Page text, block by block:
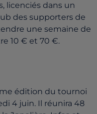
licenciés dans un
des supporters de
une semaine de
10 € et 70 €.
édition du tournoi
4 juin. Il réunira 48